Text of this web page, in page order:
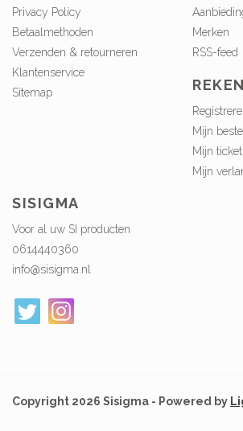
Privacy Policy
Betaalmethoden
Verzenden & retourneren
Klantenservice
Sitemap
Merken
RSS-feed
Mijn
Mijn
Mijn
SISIGMA
Voor al uw SI producten
0614440360
info@sisigma.nl
Copyright 2026 Sisigma - Powered by